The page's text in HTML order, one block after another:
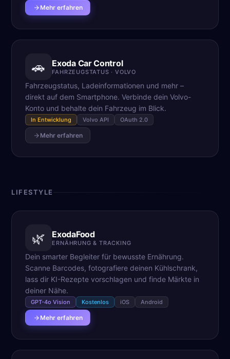
Mehr erfahren
🚗 Exoda Car Control
FAHRZEUGSTATUS · VOLVO
Fahrzeugstatus, Ladeinformationen und mehr –
direkt auf dem Smartphone. Verbinde dein Volvo-
Konto und behalte dein Fahrzeug im Blick.
In Entwicklung Volvo API OAuth 2.0
Mehr erfahren
LIFESTYLE
🌿 ExodaFood
ERNÄHRUNG & TRACKING
Dein smarter Begleiter für bewusste Ernährung.
Scanne Barcodes, fotografiere deinen Kühlschrank,
lass dir KI-Rezepte vorschlagen und finde Märkte in
deiner Nähe.
GPT-4o Vision Kostenlos iOS Android
Mehr erfahren